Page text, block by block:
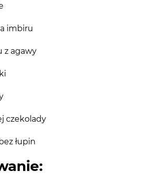
imbiru
z agawy
czekolady
łupin